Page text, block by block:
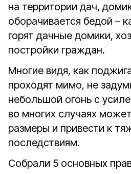
на территории дач,
оборачивается бедой –
горят дачные домики,
постройки граждан.
Многие видя, как
проходят мимо, не
небольшой огонь с
во многих случаях
размеры и привести к
последствиям.
Собрали 5 основных